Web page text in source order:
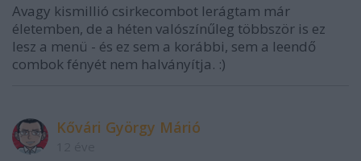
Avagy kismillió csirkecombot lerágtam már
életemben, de a héten valószínűleg többször is ez
lesz a menü - és ez sem a korábbi, sem a leendő
combok fényét nem halványítja. :)
Kővári György Márió